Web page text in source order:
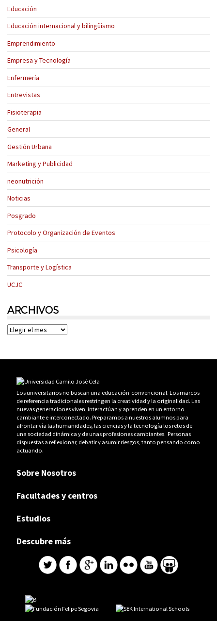
Educación
Educación internacional y bilingüismo
Emprendimiento
Empresa y Tecnología
Enfermería
Entrevistas
Fisioterapia
General
Gestión Urbana
Marketing y Publicidad
neonutrición
Noticias
Posgrado
Protocolo y Organización de Eventos
Psicología
Transporte y Logística
UCJC
ARCHIVOS
Archivos
Los universitarios no buscan una educación convencional. Los marcos
de referencia tradicionales restringen la creatividad y la originalidad. Las
nuevas generaciones viven, interactúan y aprenden en un entorno
cambiante e interconectado. Preparamos a nuestros alumnos para
afrontar vía las humanidades, las ciencias y la tecnología los retos de
una sociedad dinámica y de unas profesiones cambiantes. Personas
dispuestas a reflexionar, debatir y asumir riesgos, tanto pensando como
actuando.
Sobre Nosotros
Facultades y centros
Estudios
Descubre más